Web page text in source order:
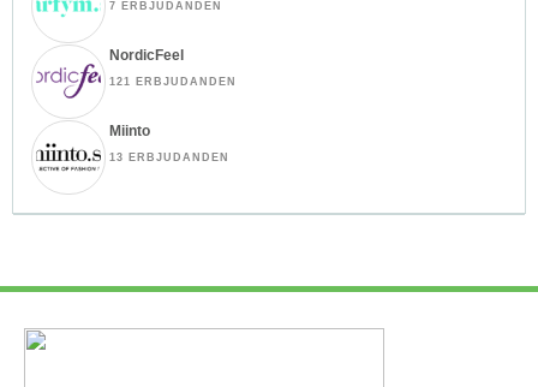
7 ERBJUDANDEN
NordicFeel
121 ERBJUDANDEN
Miinto
13 ERBJUDANDEN